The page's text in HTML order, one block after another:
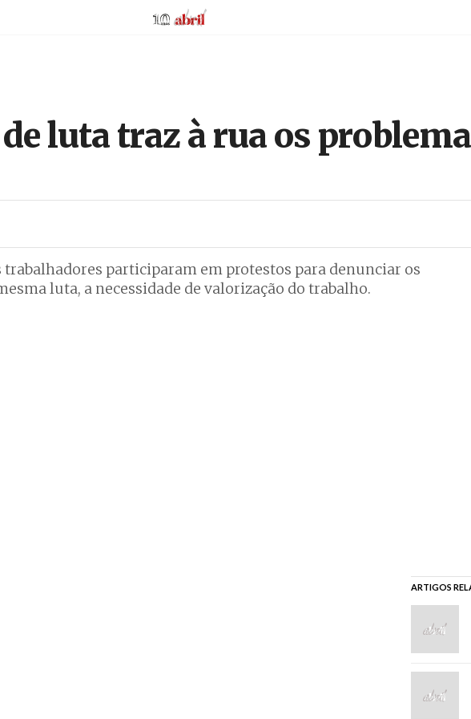
AbrilAbril
luta traz à rua os
trabalhadores participaram em protestos para denunciar os
luta, a necessidade de valorização do trabalho.
ARTIGOS